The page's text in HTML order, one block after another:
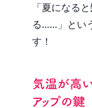
「夏になる
る……」とい
す！
気温が高
アップの鍵